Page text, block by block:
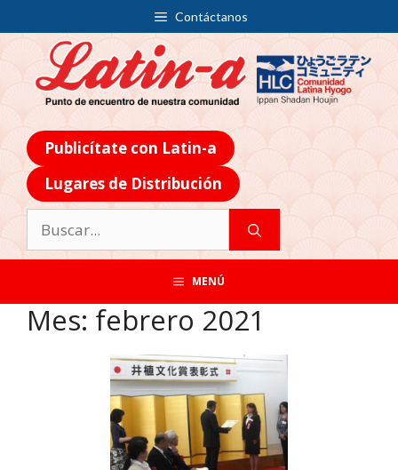
Contáctanos
Publicítate con Latin-a
Lugares de Distribución
MENÚ
Mes: febrero 2021